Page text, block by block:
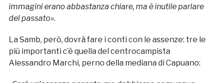
immagini erano abbastanza chiare, ma è inutile parlare
del passato».
La Samb, però, dovrà fare i conti con le assenze: tre le
più importanti c’è quella del centrocampista
Alessandro Marchi, perno della mediana di Capuano: